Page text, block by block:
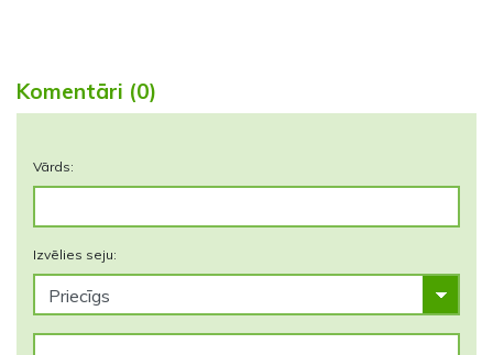
Komentāri (0)
Vārds:
Izvēlies seju: